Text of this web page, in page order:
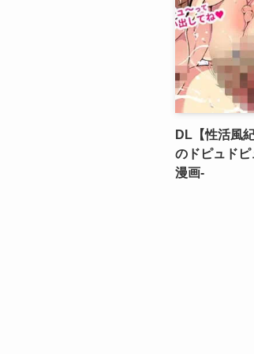
DL【性活風
のドピュド
漫画-